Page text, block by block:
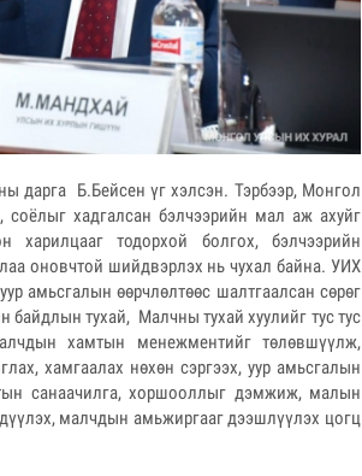
дарга Б.Бейсен үг хэлсэн. Тэрбээр, Монгол
хадгалсан бэлчээрийн мал аж ахуйг
харилцааг тодорхой болгох, бэлчээрийн
оновчтой шийдвэрлэх нь чухал байна. УИХ
амьсгалын өөрчлөлтөөс шалтгаалсан сөрөг
байдлын тухай, Малчны тухай хуулийг тус тус
хамтын менежментийг төлөвшүүлж,
хамгаалах нөхөн сэргээх, уур амьсгалын
санаачилга, хоршооллыг дэмжиж, малын
малчдын амьжиргааг дээшлүүлэх цогц